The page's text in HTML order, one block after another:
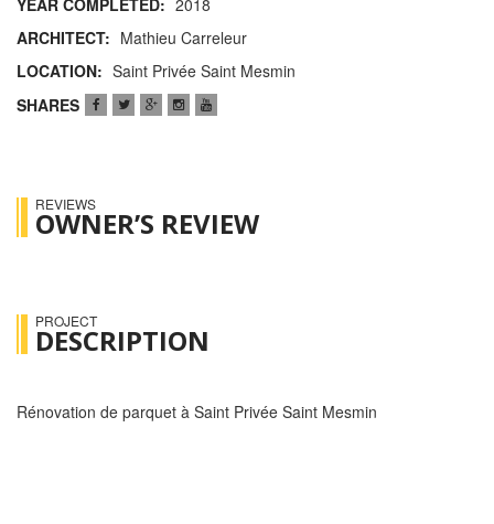
ARCHITECT: Mathieu Carreleur
LOCATION: Saint Privée Saint Mesmin
SHARES
REVIEWS
OWNER’S REVIEW
PROJECT
DESCRIPTION
Rénovation de parquet à Saint Privée Saint Mesmin